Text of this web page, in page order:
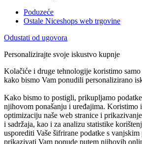
Poduzeće
Ostale Niceshops web trgovine
Odustati od ugovora
Personalizirajte svoje iskustvo kupnje
Kolačiće i druge tehnologije koristimo
kako bismo Vam ponudili personalizirano
Kako bismo to postigli, prikupljamo
njihovom ponašanju i uređajima. Koristimo
optimizaciju naše web stranice i
i sadržaja, kao i za analizu statistike
usporediti Vaše šifrirane podatke s
prikazivati Vam ponude putem njihovih